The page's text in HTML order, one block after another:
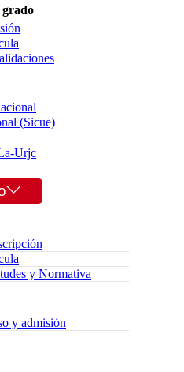
grado
(Sicue)
Urjc
y Normativa
y admisión